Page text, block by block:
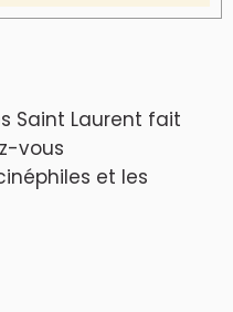
Saint Laurent fait
vous
et les